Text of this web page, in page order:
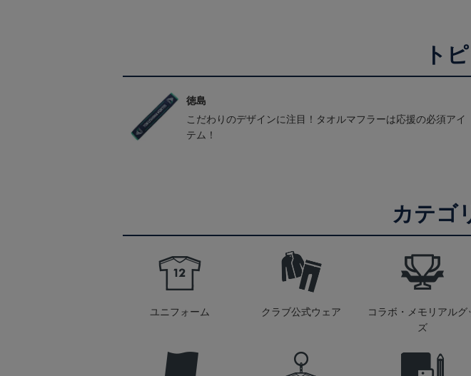
ト
徳島
こだわりのデザインに注目！タオルマフラーは応援の必須アイ
テム！
カテゴ
ユニフォーム クラブ公式ウェア
コラボ・メモリアルグ
ズ